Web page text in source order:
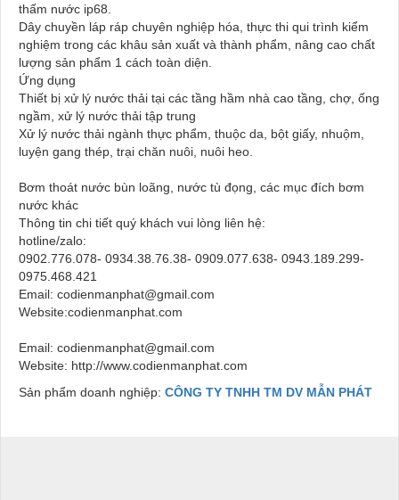
thấm nước ip68.
Dây chuyền láp ráp chuyên nghiệp hóa, thực thi qui trình kiểm
nghiệm trong các khâu sản xuất và thành phẩm, nâng cao chất
lượng sản phẩm 1 cách toàn diện.
Ứng dụng
Thiết bị xử lý nước thải tại các tầng hầm nhà cao tầng, chợ, ống
ngầm, xử lý nước thải tập trung
Xử lý nước thải ngành thực phẩm, thuộc da, bột giấy, nhuộm,
luyện gang thép, trại chăn nuôi, nuôi heo.
Bơm thoát nước bùn loãng, nước tù đọng, các mục đích bơm
nước khác
Thông tin chi tiết quý khách vui lòng liên hệ:
hotline/zalo:
0902.776.078- 0934.38.76.38- 0909.077.638- 0943.189.299-
0975.468.421
Email: codienmanphat@gmail.com
Website:codienmanphat.com
Email: codienmanphat@gmail.com
Website: http://www.codienmanphat.com
Sản phẩm doanh nghiệp: CÔNG TY TNHH TM DV MẪN PHÁT